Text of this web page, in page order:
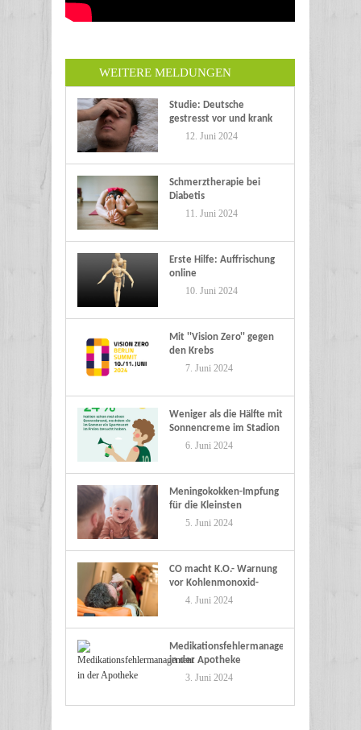
WEITERE MELDUNGEN
Studie: Deutsche
gestresst vor und krank
im Urlaub
12. Juni 2024
Schmerztherapie bei
Diabetis
11. Juni 2024
Erste Hilfe: Auffrischung
online
10. Juni 2024
Mit ''Vision Zero'' gegen
den Krebs
7. Juni 2024
Weniger als die Hälfte mit
Sonnencreme im Stadion
6. Juni 2024
Meningokokken-Impfung
für die Kleinsten
5. Juni 2024
CO macht K.O.- Warnung
vor Kohlenmonoxid-
Vergiftungen
4. Juni 2024
Medikationsfehlermanagement
in der Apotheke
3. Juni 2024